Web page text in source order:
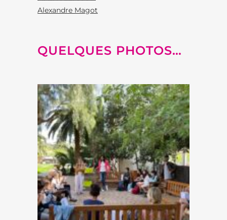
Alexandre Magot
QUELQUES PHOTOS…